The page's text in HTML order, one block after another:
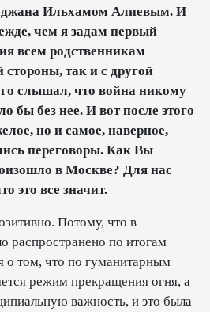
Ильхамом Алиевым. И
чем я задам первый
всем родственникам
так и с другой
слышал, что война никому
бы без нее. И вот после этого
но и самое, наверное,
переговоры. Как Вы
в Москве? Для нас
это все значит.
Потому, что в
распространено по итогам
о том, что по гуманитарным
режим прекращения огня, а
важность, и это была